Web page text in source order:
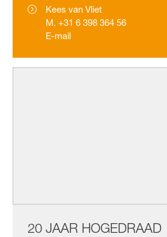
Kees van Vliet
M. +31 6 398 364 56
E-mail
20 JAAR HOGEDRAAD